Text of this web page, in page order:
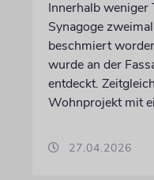
Innerhalb weniger
Synagoge
beschmiert
wurde an der
entdeckt.
Wohnprojekt mit
27.04.2026